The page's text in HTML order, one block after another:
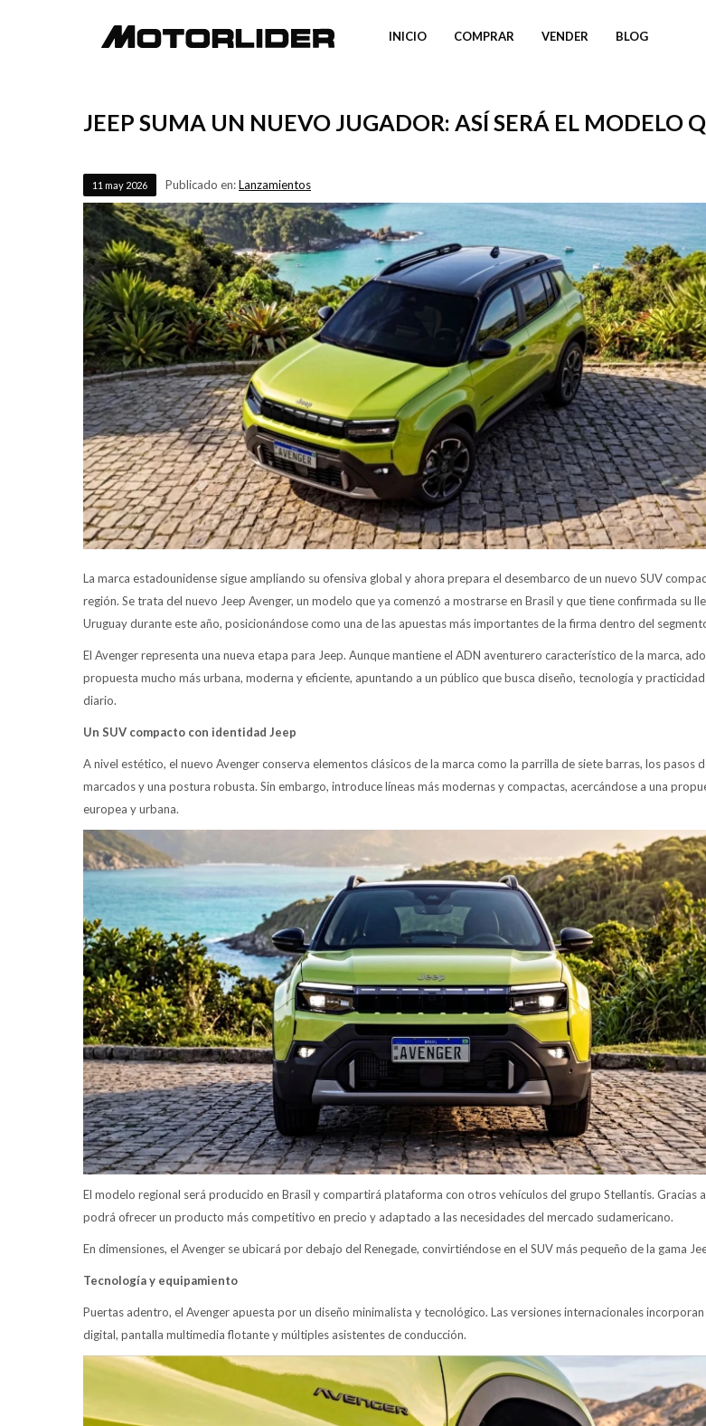
INICIO COMPRAR VENDER BLOG
JEEP SUMA UN NUEVO JUGADOR: ASÍ SERÁ EL MODELO
11 may 2026 Publicado en:Lanzamientos
La marca estadounidense sigue ampliando su ofensiva global y ahora prepara el desembarco de un nuevo SUV
región. Se trata del nuevo Jeep Avenger, un modelo que ya comenzó a mostrarse en Brasil y que tiene confirmada su
Uruguay durante este año, posicionándose como una de las apuestas más importantes de la firma dentro del
El Avenger representa una nueva etapa para Jeep. Aunque mantiene el ADN aventurero característico de la marca,
propuesta mucho más urbana, moderna y eficiente, apuntando a un público que busca diseño, tecnología y
diario.
Un SUV compacto con identidad Jeep
A nivel estético, el nuevo Avenger conserva elementos clásicos de la marca como la parrilla de siete barras, los pasos
marcados y una postura robusta. Sin embargo, introduce líneas más modernas y compactas, acercándose a una
europea y urbana.
El modelo regional será producido en Brasil y compartirá plataforma con otros vehículos del grupo Stellantis. Gracias
podrá ofrecer un producto más competitivo en precio y adaptado a las necesidades del mercado sudamericano.
En dimensiones, el Avenger se ubicará por debajo del Renegade, convirtiéndose en el SUV más pequeño de la gama
Tecnología y equipamiento
Puertas adentro, el Avenger apuesta por un diseño minimalista y tecnológico. Las versiones internacionales
digital, pantalla multimedia flotante y múltiples asistentes de conducción.